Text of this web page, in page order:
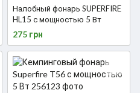
Налобный фонарь SUPERFIRE
HL15 с мощностью 5 Вт
275 грн